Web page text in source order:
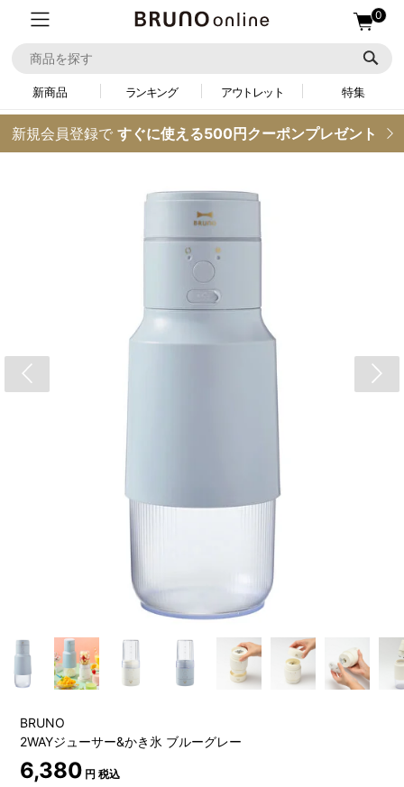
0
新商品 ランキング アウトレット 特集
新規会員登録で すぐに使える500円クーポンプレゼント
BRUNO
2WAYジューサー&かき氷 ブルーグレー
6,380 円 税込